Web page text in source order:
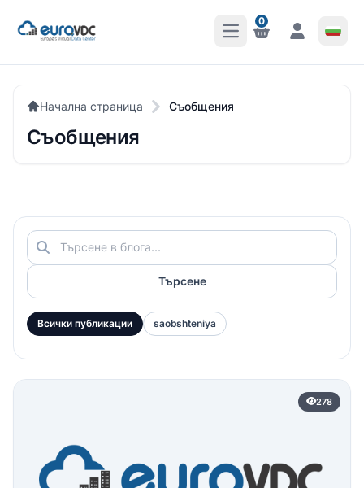
Отваряне на главното
Известия
0
Известия
Начална страница Съобщения
Съобщения
Търсене
Всички публикации saobshteniya
278